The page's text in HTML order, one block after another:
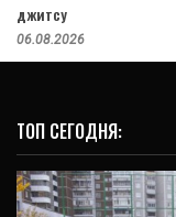
джитсу
06.08.2026
ТОП СЕГОДНЯ: